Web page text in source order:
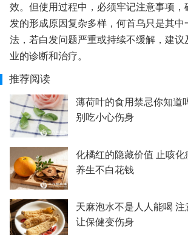
效。但使用过程中，必须牢记注意事项，
发的形成原因复杂多样，何首乌只是其中
法，若白发问题严重或持续不缓解，建议
业的诊断和治疗。
推荐阅读
薄荷叶的食用禁忌你知道
别吃小心伤身
化橘红的隐藏价值 止咳化
养生不白花钱
天麻泡水不是人人能喝 注
让保健变伤身